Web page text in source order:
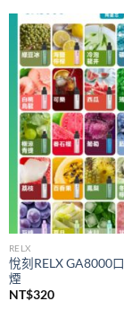
到
RELX
悅刻RELX GA8000
煙
NT$320